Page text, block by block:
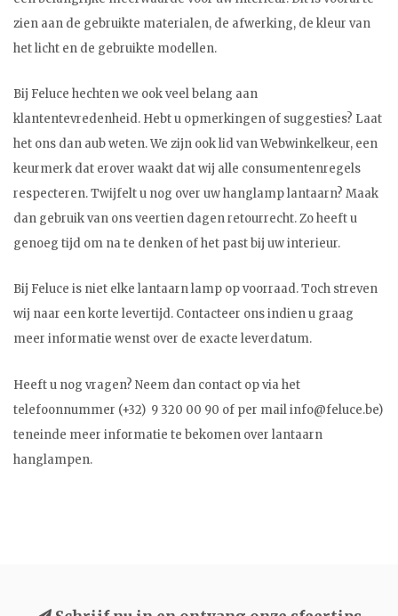
zien aan de gebruikte materialen, de afwerking, de kleur van
het licht en de gebruikte modellen.
Bij Feluce hechten we ook veel belang aan
klantentevredenheid. Hebt u opmerkingen of suggesties? Laat
het ons dan aub weten. We zijn ook lid van Webwinkelkeur, een
keurmerk dat erover waakt dat wij alle consumentenregels
respecteren. Twijfelt u nog over uw hanglamp lantaarn? Maak
dan gebruik van ons veertien dagen retourrecht. Zo heeft u
genoeg tijd om na te denken of het past bij uw interieur.
Bij Feluce is niet elke lantaarn lamp op voorraad. Toch streven
wij naar een korte levertijd. Contacteer ons indien u graag
meer informatie wenst over de exacte leverdatum.
Heeft u nog vragen? Neem dan contact op via het
telefoonnummer (+32) 9 320 00 90 of per mailinfo@feluce.be)
teneinde meer informatie te bekomen over lantaarn
hanglampen.